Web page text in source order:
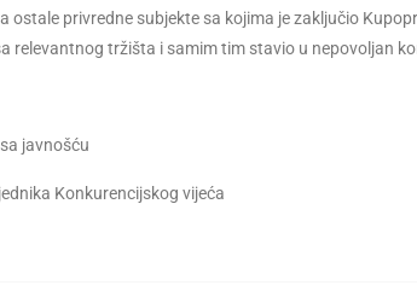
ostale privredne subjekte sa kojima je zaključio
relevantnog tržišta i samim tim stavio u nepovoljan
javnošću
Konkurencijskog vijeća